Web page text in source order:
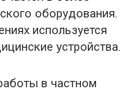
оборудования.
используется
устройства.
в частном